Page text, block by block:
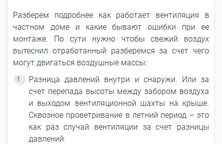
Разберем подробнее как работает вентиляция в
частном доме и какие бывают ошибки при ее
монтаже. По сути нужно чтобы свежий воздух
вытеснил отработанный разберемся за счет чего
могут двигаться воздушные массы:
Разница давлений внутри и снаружи. Или за
счет перепада высоты между забором воздуха
и выходом вентиляционной шахты на крыше.
Сквозное проветривание в летний период – это
как раз случай вентиляции за счет разницы
давлений.